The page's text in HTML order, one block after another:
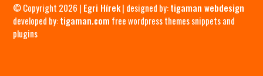
© Copyright 2026 | Egri Hírek| designed by:tigaman webdesign
developed by:tigaman.com free wordpress themes snippets and
plugins